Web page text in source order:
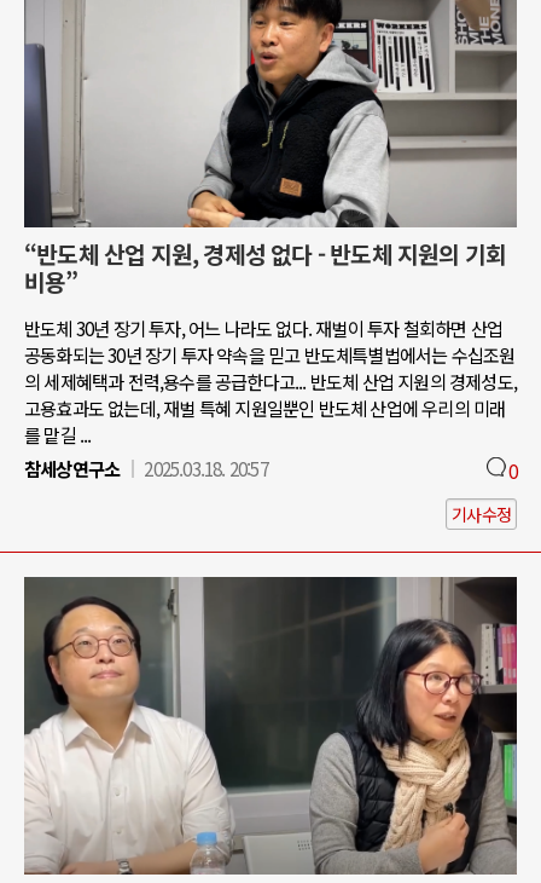
“반도체 산업 지원, 경제성 없다 - 반도체 지원의 기회
비용”
반도체 30년 장기 투자, 어느 나라도 없다. 재벌이 투자 철회하면 산업
공동화되는 30년 장기 투자 약속을 믿고 반도체특별법에서는 수십조원
의 세제혜택과 전력,용수를 공급한다고... 반도체 산업 지원의 경제성도,
고용효과도 없는데, 재벌 특혜 지원일뿐인 반도체 산업에 우리의 미래
를 맡길 ...
참세상연구소
2025.03.18. 20:57 0
기사수정